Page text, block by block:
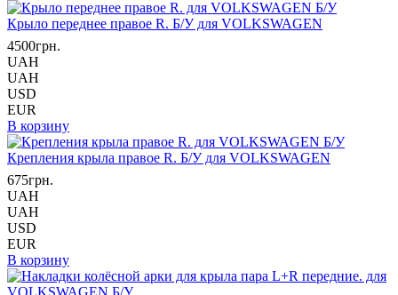
Крыло переднее правое R. Б/У для VOLKSWAGEN
4500грн.
UAH
UAH
USD
EUR
В корзину
Крепления крыла правое R. Б/У для VOLKSWAGEN
675грн.
UAH
UAH
USD
EUR
В корзину